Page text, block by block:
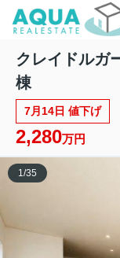
クレイドルガ
棟
7月14日 値下げ
2,280万円
1/35